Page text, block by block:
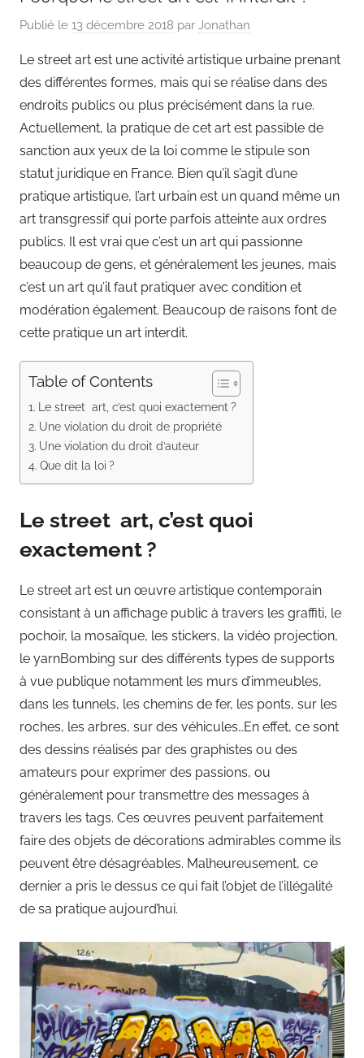
Publié le 13 décembre 2018 par Jonathan
Le street art est une activité artistique urbaine prenant
des différentes formes, mais qui se réalise dans des
endroits publics ou plus précisément dans la rue.
Actuellement, la pratique de cet art est passible de
sanction aux yeux de la loi comme le stipule son
statut juridique en France. Bien qu’il s’agit d’une
pratique artistique, l’art urbain est un quand même un
art transgressif qui porte parfois atteinte aux ordres
publics. Il est vrai que c’est un art qui passionne
beaucoup de gens, et généralement les jeunes, mais
c’est un art qu’il faut pratiquer avec condition et
modération également. Beaucoup de raisons font de
cette pratique un art interdit.
Table of Contents
Le street art, c’est quoi exactement ?
Une violation du droit de propriété
Une violation du droit d’auteur
Que dit la loi ?
Le street art, c’est quoi
exactement ?
Le street art est un œuvre artistique contemporain
consistant à un affichage public à travers les graffiti, le
pochoir, la mosaïque, les stickers, la vidéo projection,
le yarnBombing sur des différents types de supports
à vue publique notamment les murs d’immeubles,
dans les tunnels, les chemins de fer, les ponts, sur les
roches, les arbres, sur des véhicules…En effet, ce sont
des dessins réalisés par des graphistes ou des
amateurs pour exprimer des passions, ou
généralement pour transmettre des messages à
travers les tags. Ces œuvres peuvent parfaitement
faire des objets de décorations admirables comme ils
peuvent être désagréables. Malheureusement, ce
dernier a pris le dessus ce qui fait l’objet de l’illégalité
de sa pratique aujourd’hui.